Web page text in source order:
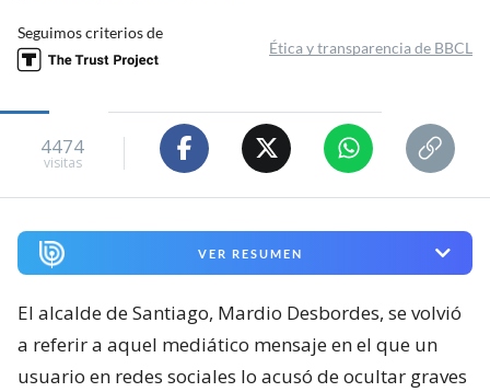
Seguimos criterios de
Ética y transparencia de BBCL
4474
visitas
VER RESUMEN
El alcalde de Santiago, Mardio Desbordes, se volvió
a referir a aquel mediático mensaje en el que un
usuario en redes sociales lo acusó de ocultar graves